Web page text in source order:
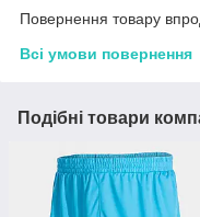
Повернення товару
Всі умови повернення
Подібні товари